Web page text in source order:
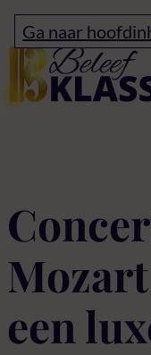
Ga naar
een